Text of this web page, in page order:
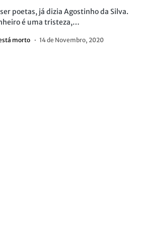
poetas, já dizia Agostinho da Silva.
é uma tristeza,…
morto 14 de Novembro, 2020